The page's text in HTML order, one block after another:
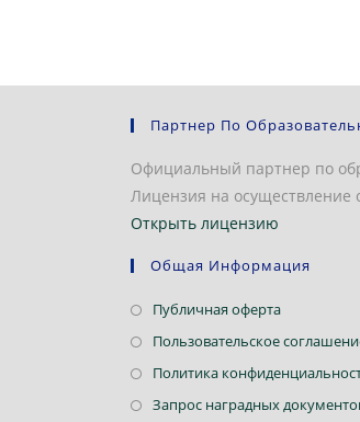
Партнер По
Официальный партнер по
Лицензия на осуществление
Открыть лицензию
Общая Информация
Публичная офертаОткроется
в
Пользовательское
Политика
Запрос наградных